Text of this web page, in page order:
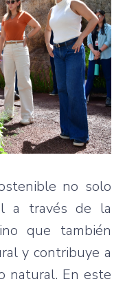
no solo
a través de la
que también
y contribuye a
natural. En este